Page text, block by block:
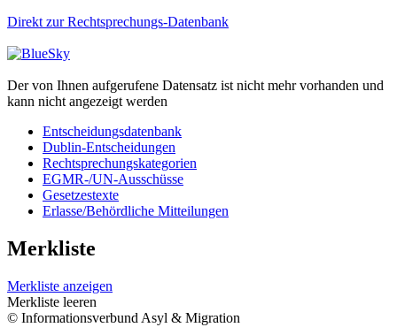
Direkt zur Rechtsprechungs-Datenbank
Der von Ihnen aufgerufene Datensatz ist nicht mehr vorhanden und
kann nicht angezeigt werden
Entscheidungsdatenbank
Dublin-Entscheidungen
Rechtsprechungskategorien
EGMR-/UN-Ausschüsse
Gesetzestexte
Erlasse/Behördliche Mitteilungen
Merkliste
Merkliste anzeigen
Merkliste leeren
© Informationsverbund Asyl & Migration